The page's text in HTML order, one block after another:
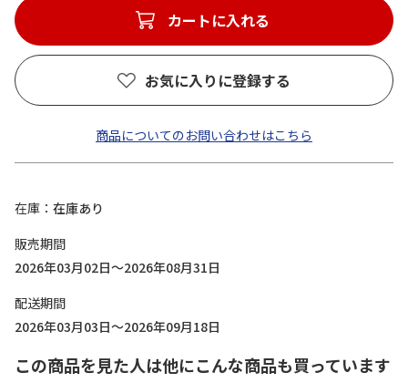
カートに入れる
お気に入りに登録する
商品についてのお問い合わせはこちら
在庫
在庫あり
販売期間
2026年03月02日～2026年08月31日
配送期間
2026年03月03日～2026年09月18日
この商品を見た人は他にこんな商品も買っています